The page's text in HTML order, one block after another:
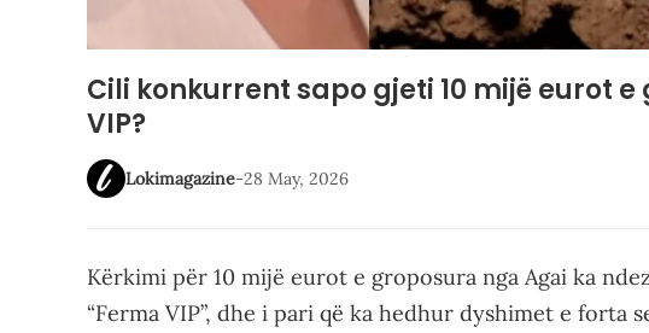
Cili konkurrent sapo gjeti 10 mijë eurot
VIP?
Lokimagazine-28 May, 2026
Kërkimi për 10 mijë eurot e groposura nga Agai ka
“Ferma VIP”, dhe i pari që ka hedhur dyshimet e forta